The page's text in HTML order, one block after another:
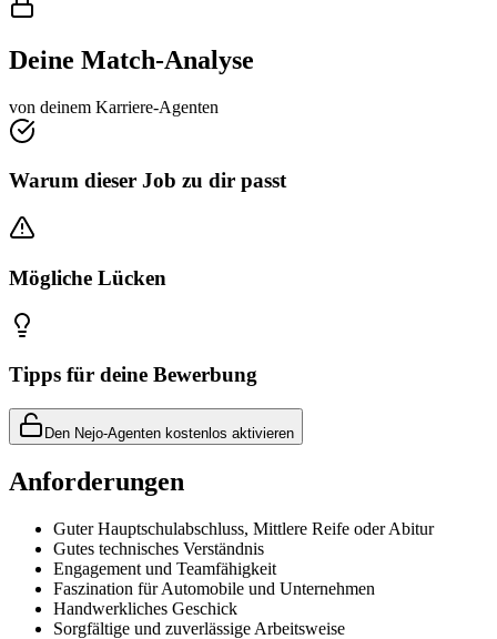
Deine Match-Analyse
von deinem Karriere-Agenten
Warum dieser Job zu dir passt
Mögliche Lücken
Tipps für deine Bewerbung
Den Nejo-Agenten kostenlos aktivieren
Anforderungen
Guter Hauptschulabschluss, Mittlere Reife oder Abitur
Gutes technisches Verständnis
Engagement und Teamfähigkeit
Faszination für Automobile und Unternehmen
Handwerkliches Geschick
Sorgfältige und zuverlässige Arbeitsweise